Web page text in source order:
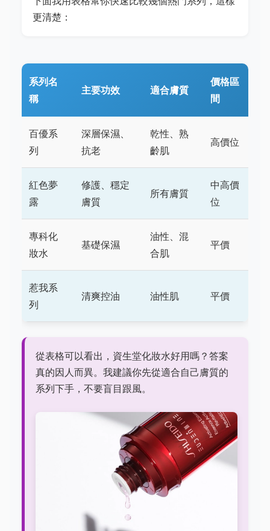
更清楚：
系列名
稱
主要功效 適合膚質
價格區
間
百優系
列
深層保濕、
抗老
乾性、熟
齡肌
高價位
紅色夢
露
修護、穩定
膚質
所有膚質
中高價
位
專科化
妝水
基礎保濕
油性、混
合肌
平價
惹我系
列
清爽控油 油性肌 平價
從表格可以看出，資生堂化妝水好用嗎？答案
真的因人而異。我建議你先從適合自己膚質的
系列下手，不要盲目跟風。